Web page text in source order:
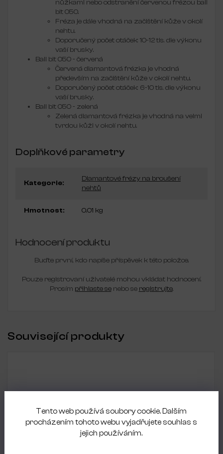
Tento web používá soubory cookie. Dalším
procházením tohoto webu vyjadřujete souhlas s
jejich používáním.
nůžkami nebo odstranění červenou frézou ball
bit 050.
Fréza je dále vhodná na začištění kůže v okolí
nehtu.
Doporučený počet otáček: 10-12 tis. dle výkonu
vaší brusky.
Ball bit 050 - červená
Červená diamantová frézka je vhodná
především na začištění kůže v okolí nehtu.
Doporučený počet otáček: 6-10 tis. dle výkonu
vaší brusky.
Ball bit 050 - zelená
Zelená diamantová frézka je vhodná na velmi
tvrdou kůži v okolí nehtu.
Doplňkové parametry
Kategorie:
Diamantové frézy na broušení
nehtů
Hmotnost: 0.01 kg
Hodnocení produktu
Buďte první, kdo napíše příspěvek k této položce.
Pouze registrovaní uživatelé mohou vkládat hodnocení.
Prosím přihlaste senebo se registrujte.
Související produkty